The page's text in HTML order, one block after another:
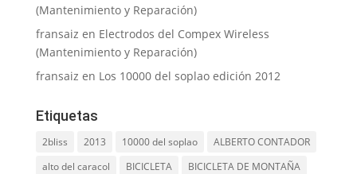
(Mantenimiento y Reparación)
fransaiz en Electrodos del Compex Wireless
(Mantenimiento y Reparación)
fransaiz en Los 10000 del soplao edición 2012
Etiquetas
2bliss 2013 10000 del soplao
ALBERTO CONTADOR
alto del caracol
BICICLETA
BICICLETA DE MONTAÑA